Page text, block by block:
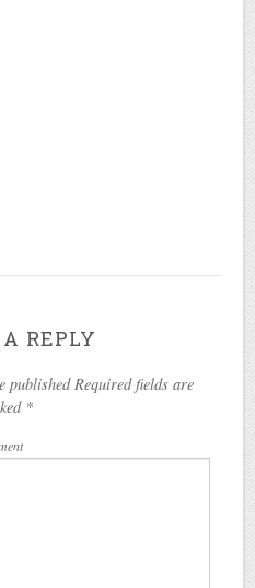
REPLY
published Required fields are
*